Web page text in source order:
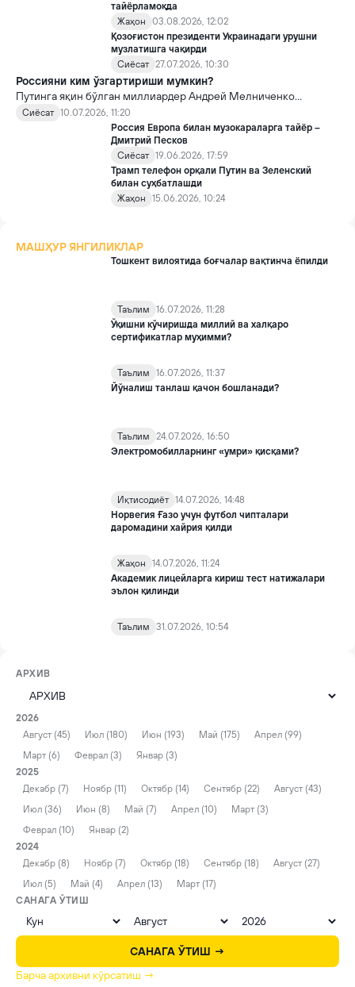
тайёрламоқда
Жаҳон
03.08.2026, 12:02
Қозоғистон президенти Украинадаги урушни
музлатишга чақирди
Сиёсат 27.07.2026, 10:30
Россияни ким ўзгартириши мумкин?
Путинга яқин бўлган миллиардер Андрей Мелниченко
Россиянинг чуқур инқирозга юз тутаётгани, Хитойга қарамлиги
кучаяётгани ва ёпиқ давлатга айланиш хавфи ҳақида очиқ
Сиёсат 10.07.2026, 11:20
Россия Европа билан музокараларга тайёр –
Дмитрий Песков
Сиёсат 19.06.2026, 17:59
Трамп телефон орқали Путин ва Зеленский
билан суҳбатлашди
Жаҳон
15.06.2026, 10:24
МАШҲУР ЯНГИЛИКЛАР
Тошкент вилоятида боғчалар вақтинча ёпилди
Таълим
16.07.2026, 11:28
Ўқишни кўчиришда миллий ва халқаро
сертификатлар муҳимми?
Таълим
16.07.2026, 11:37
Йўналиш танлаш қачон бошланади?
Таълим
24.07.2026, 16:50
Электромобилларнинг «умри» қисқами?
Иқтисодиёт 14.07.2026, 14:48
Норвегия Ғазо учун футбол чипталари
даромадини хайрия қилди
Жаҳон
14.07.2026, 11:24
Академик лицейларга кириш тест натижалари
эълон қилинди
Таълим 31.07.2026, 10:54
АРХИВ
2026
Август (45)
Июл (180) Июн (193) Май (175)
Апрел (99)
Март (6)
Феврал (3)
Январ (3)
2025
Декабр (7)
Ноябр (11) Октябр (14) Сентябр (22)
Август (43)
Июл (36)
Июн (8) Май (7) Апрел (10)
Март (3)
Феврал (10)
Январ (2)
2024
Декабр (8)
Ноябр (7) Октябр (18) Сентябр (18)
Август (27)
Июл (5)
Май (4) Апрел (13)
Март (17)
САНАГА ЎТИШ
САНАГА ЎТИШ →
Барча архивни кўрсатиш →